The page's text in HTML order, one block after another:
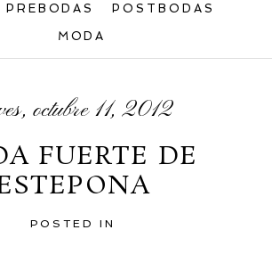
PREBODAS POSTBODAS
MODA
octubre 11, 2012
FUERTE DE
POSTED IN